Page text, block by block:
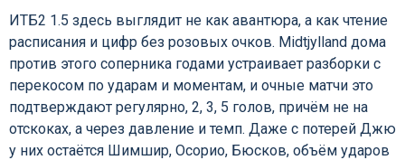
ИТБ2 1.5 здесь выглядит не как авантюра, а как чтение
расписания и цифр без розовых очков. Midtjylland дома
против этого соперника годами устраивает разборки с
перекосом по ударам и моментам, и очные матчи это
подтверждают регулярно, 2, 3, 5 голов, причём не на
отскоках, а через давление и темп. Даже с потерей Джю
у них остаётся Шимшир, Осорио, Бюсков, объём ударов